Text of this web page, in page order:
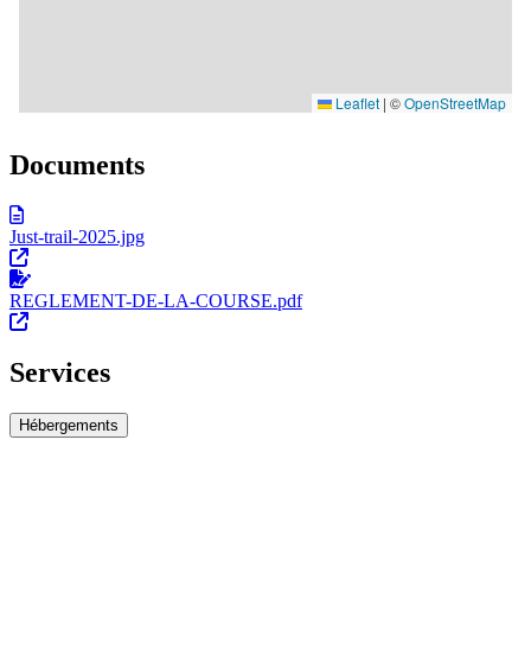
Documents
Just-trail-2025.jpg
REGLEMENT-DE-LA-COURSE.pdf
Services
Hébergements